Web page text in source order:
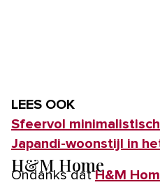
LEES OOK
Sfeervol
Japandi-woonstijl in
H&M Home
Ondanks datH&M